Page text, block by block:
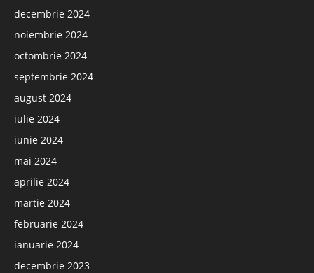
decembrie 2024
noiembrie 2024
octombrie 2024
septembrie 2024
august 2024
iulie 2024
iunie 2024
mai 2024
aprilie 2024
martie 2024
februarie 2024
ianuarie 2024
decembrie 2023